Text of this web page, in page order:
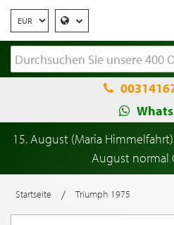
15. August (Maria Himmelfahrt)
August normal
Startseite / Triumph 1975